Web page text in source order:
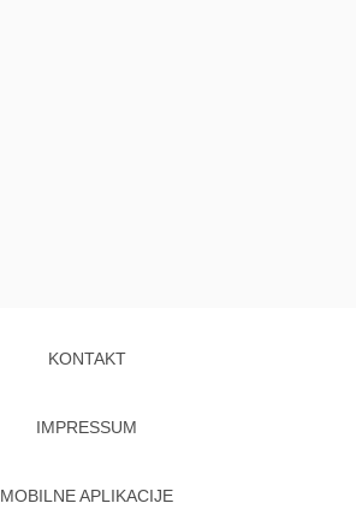
KONTAKT
IMPRESSUM
MOBILNE APLIKACIJE